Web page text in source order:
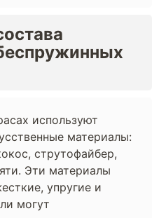
используют
материалы:
струтофайбер,
Эти материалы
упругие и
могут